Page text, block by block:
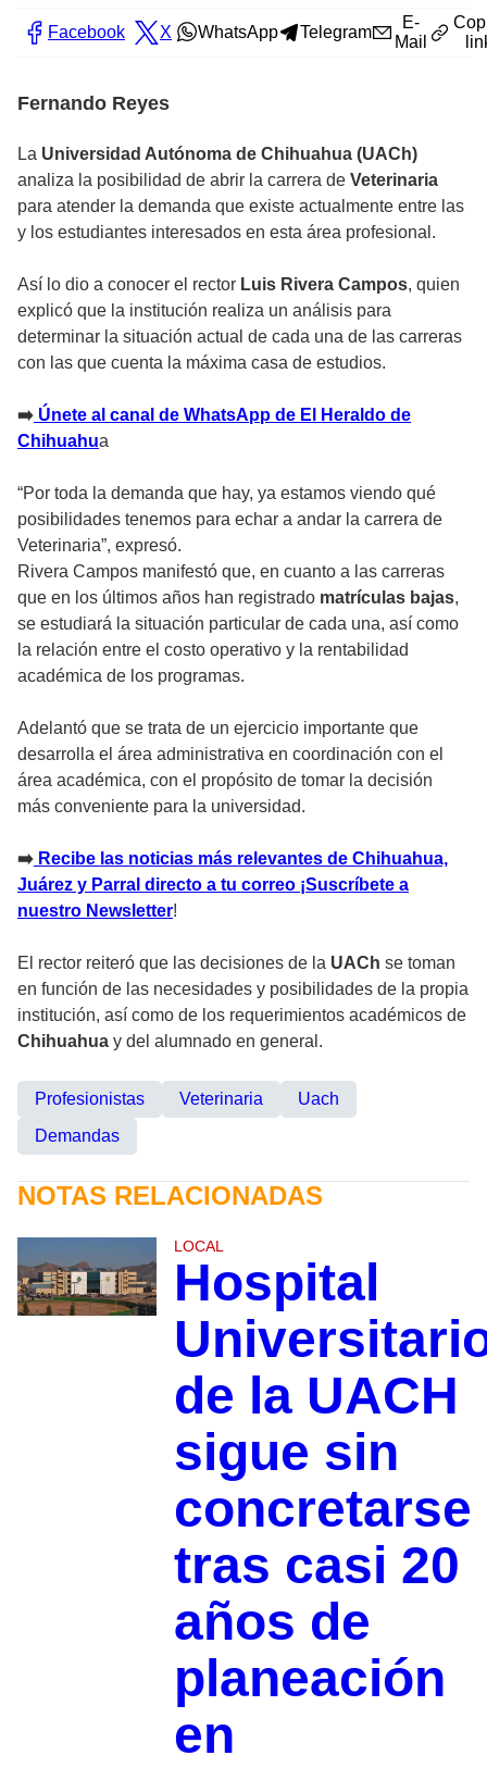
Facebook X WhatsApp Telegram
E-
Mail
Fernando Reyes
La Universidad Autónoma de Chihuahua (UACh)
analiza la posibilidad de abrir la carrera de Veterinaria
para atender la demanda que existe actualmente entre las
y los estudiantes interesados en esta área profesional.
Así lo dio a conocer el rector Luis Rivera Campos, quien
explicó que la institución realiza un análisis para
determinar la situación actual de cada una de las carreras
con las que cuenta la máxima casa de estudios.
➡️ Únete al canal de WhatsApp de El Heraldo de
Chihuahua
“Por toda la demanda que hay, ya estamos viendo qué
posibilidades tenemos para echar a andar la carrera de
Veterinaria”, expresó.
Rivera Campos manifestó que, en cuanto a las carreras
que en los últimos años han registrado matrículas bajas,
se estudiará la situación particular de cada una, así como
la relación entre el costo operativo y la rentabilidad
académica de los programas.
Adelantó que se trata de un ejercicio importante que
desarrolla el área administrativa en coordinación con el
área académica, con el propósito de tomar la decisión
más conveniente para la universidad.
➡️ Recibe las noticias más relevantes de Chihuahua,
Juárez y Parral directo a tu correo ¡Suscríbete a
nuestro Newsletter!
El rector reiteró que las decisiones de la UACh se toman
en función de las necesidades y posibilidades de la propia
institución, así como de los requerimientos académicos de
Chihuahua y del alumnado en general.
Profesionistas Veterinaria
Uach
Demandas
NOTAS RELACIONADAS
LOCAL
Hospital
de la UACH
sigue sin
concretarse
tras casi 20
años de
planeación
en